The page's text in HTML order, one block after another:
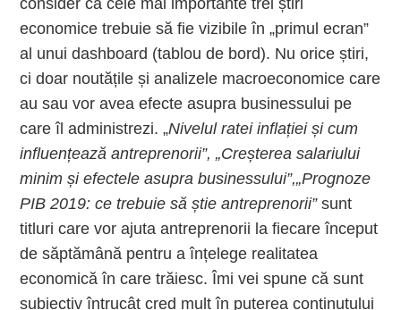
economice trebuie să fie vizibile în „primul ecran”
al unui dashboard (tablou de bord). Nu orice știri,
ci doar noutățile și analizele macroeconomice care
au sau vor avea efecte asupra businessului pe
care îl administrezi. „Nivelul ratei inflației și cum
influențează antreprenorii”, „Creșterea salariului
minim și efectele asupra businessului”,„Prognoze
PIB 2019: ce trebuie să știe antreprenorii”sunt
titluri care vor ajuta antreprenorii la fiecare început
de săptămână pentru a înțelege realitatea
economică în care trăiesc. Îmi vei spune că sunt
subiectiv întrucât cred mult în puterea conținutului